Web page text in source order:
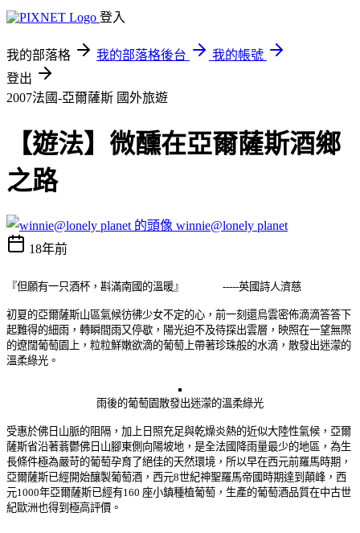
登入
我的部落格 我的部落格後台
我的帳號
登出
2007法國-亞爾薩斯 國外旅遊
【遊法】微醺在亞爾薩斯酒鄉
之路
winnie@lonely planet
18年前
『但願有一只酒杯，斟滿南國的溫暖』 -----英國詩人濟慈
初夏的亞爾薩斯山區氣候彷彿少女不定的心，前一刻還烏雲密佈滴滴答答下
起難得的細雨，轉瞬間雨又停歇，陽光迫不及待探出雲層，映照在一望無際
的遼闊葡萄園上，粒粒鮮嫩欲滴的葡萄上帶著珍珠般的水滴，散發出迷濛的
溫柔綠光。
雨後的葡萄園散發出迷濛的溫柔綠光
受惠於佛日山脈的阻隔，加上日照充足與乾燥炎熱的近似大陸性氣候，亞爾
薩斯省沿著蓊鬱佛日山腳東側向陽坡地，是全法國降雨量最少的地區，為生
長條件極為嚴苛的葡萄孕育了絕佳的天然環境，所以早在西元前羅馬時期，
亞爾薩斯已經開始釀製葡萄酒，西元8世紀神聖羅馬帝國時期達到顛峰，西
元1000年亞爾薩斯已經有160 座小鎮種植葡萄，生產的葡萄酒品質在中古世
紀歐洲也得到極高評價。